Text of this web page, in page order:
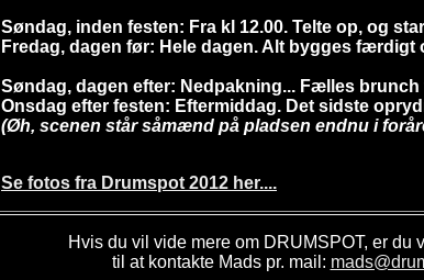
Søndag, inden festen: Fra kl 12.00. Telte op, og
Fredag, dagen før: Hele dagen. Alt bygges færdigt
Søndag, dagen efter: Nedpakning... Fælles brunch
Onsdag efter festen: Eftermiddag. Det sidste
(Øh, scenen står såmænd på pladsen endnu i
Se fotos fra Drumspot 2012 her....
Hvis du vil vide mere om DRUMSPOT, er du
til at kontakte Mads pr. mail: